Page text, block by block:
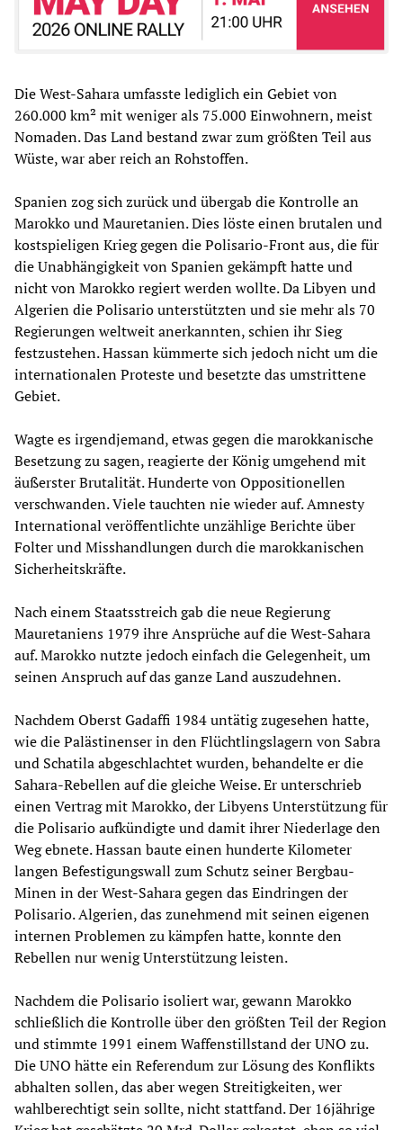
Die West-Sahara umfasste lediglich ein Gebiet von
260.000 km² mit weniger als 75.000 Einwohnern, meist
Nomaden. Das Land bestand zwar zum größten Teil aus
Wüste, war aber reich an Rohstoffen.
Spanien zog sich zurück und übergab die Kontrolle an
Marokko und Mauretanien. Dies löste einen brutalen und
kostspieligen Krieg gegen die Polisario-Front aus, die für
die Unabhängigkeit von Spanien gekämpft hatte und
nicht von Marokko regiert werden wollte. Da Libyen und
Algerien die Polisario unterstützten und sie mehr als 70
Regierungen weltweit anerkannten, schien ihr Sieg
festzustehen. Hassan kümmerte sich jedoch nicht um die
internationalen Proteste und besetzte das umstrittene
Gebiet.
Wagte es irgendjemand, etwas gegen die marokkanische
Besetzung zu sagen, reagierte der König umgehend mit
äußerster Brutalität. Hunderte von Oppositionellen
verschwanden. Viele tauchten nie wieder auf. Amnesty
International veröffentlichte unzählige Berichte über
Folter und Misshandlungen durch die marokkanischen
Sicherheitskräfte.
Nach einem Staatsstreich gab die neue Regierung
Mauretaniens 1979 ihre Ansprüche auf die West-Sahara
auf. Marokko nutzte jedoch einfach die Gelegenheit, um
seinen Anspruch auf das ganze Land auszudehnen.
Nachdem Oberst Gadaffi 1984 untätig zugesehen hatte,
wie die Palästinenser in den Flüchtlingslagern von Sabra
und Schatila abgeschlachtet wurden, behandelte er die
Sahara-Rebellen auf die gleiche Weise. Er unterschrieb
einen Vertrag mit Marokko, der Libyens Unterstützung für
die Polisario aufkündigte und damit ihrer Niederlage den
Weg ebnete. Hassan baute einen hunderte Kilometer
langen Befestigungswall zum Schutz seiner Bergbau-
Minen in der West-Sahara gegen das Eindringen der
Polisario. Algerien, das zunehmend mit seinen eigenen
internen Problemen zu kämpfen hatte, konnte den
Rebellen nur wenig Unterstützung leisten.
Nachdem die Polisario isoliert war, gewann Marokko
schließlich die Kontrolle über den größten Teil der Region
und stimmte 1991 einem Waffenstillstand der UNO zu.
Die UNO hätte ein Referendum zur Lösung des Konflikts
abhalten sollen, das aber wegen Streitigkeiten, wer
wahlberechtigt sein sollte, nicht stattfand. Der 16jährige